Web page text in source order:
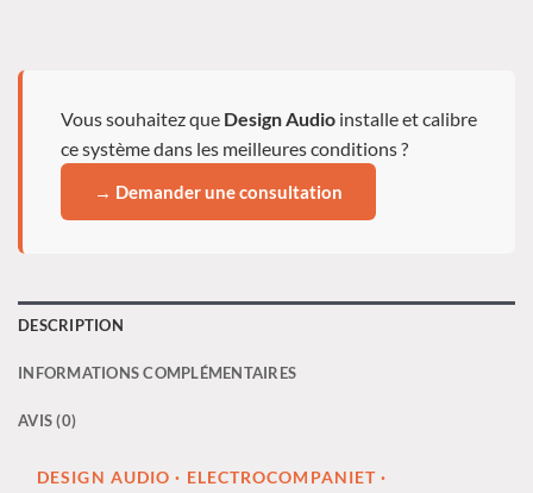
Vous souhaitez que Design Audio installe et calibre
ce système dans les meilleures conditions ?
→ Demander une consultation
DESCRIPTION
INFORMATIONS COMPLÉMENTAIRES
AVIS (0)
DESIGN AUDIO · ELECTROCOMPANIET ·